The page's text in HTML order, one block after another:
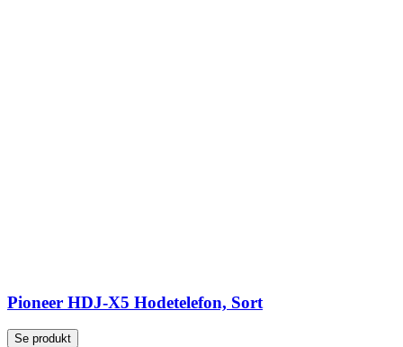
Pioneer HDJ-X5 Hodetelefon, Sort
Se produkt